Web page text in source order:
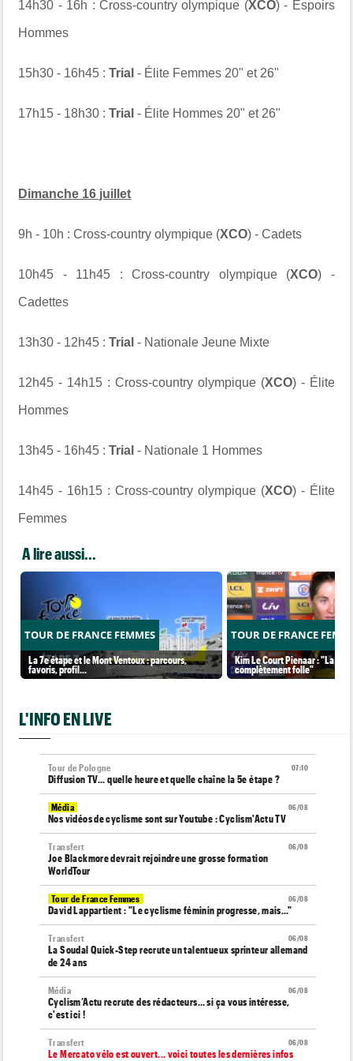
14h30 - 16h : Cross-country olympique (XCO) - Espoirs
Hommes
15h30 - 16h45 :Trial - Élite Femmes 20" et 26"
17h15 - 18h30 :Trial - Élite Hommes 20" et 26"
Dimanche 16 juillet
9h - 10h : Cross-country olympique (XCO) - Cadets
10h45 - 11h45 : Cross-country olympique (XCO) -
Cadettes
13h30 - 12h45 :Trial - Nationale Jeune Mixte
12h45 - 14h15 : Cross-country olympique (XCO) - Élite
Hommes
13h45 - 16h45 :Trial - Nationale 1 Hommes
14h45 - 16h15 : Cross-country olympique (XCO) - Élite
Femmes
A lire aussi...
TOUR DE FRANCE FEMMES
La 7e étape et le Mont Ventoux : parcours,
favoris, profil…
TOUR DE FRANCE
Kim Le Court Pienaar : "La
complètement folle"
L'INFO EN LIVE
07:10
Tour de Pologne
Diffusion TV... quelle heure et quelle chaîne la 5e étape ?
06/08
Média
Nos vidéos de cyclisme sont sur Youtube : Cyclism'Actu TV
06/08
Transfert
Joe Blackmore devrait rejoindre une grosse formation
WorldTour
06/08
Tour de France Femmes
David Lappartient : "Le cyclisme féminin progresse, mais…"
06/08
Transfert
La Soudal Quick-Step recrute un talentueux sprinteur allemand
de 24 ans
06/08
Média
Cyclism’Actu recrute des rédacteurs… si ça vous intéresse,
c'est ici !
06/08
Transfert
Le Mercato vélo est ouvert... voici toutes les dernières infos